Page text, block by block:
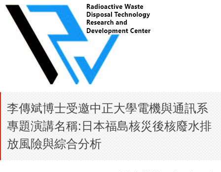
李傳斌博士受邀中正大學電機與通訊系
專題演講名稱:日本福島核災後核廢水排
放風險與綜合分析